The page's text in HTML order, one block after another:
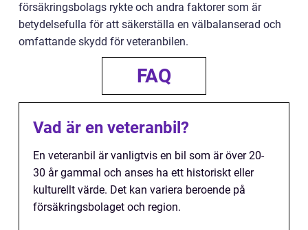
försäkringsbolags rykte och andra faktorer som är
betydelsefulla för att säkerställa en välbalanserad och
omfattande skydd för veteranbilen.
FAQ
Vad är en veteranbil?
En veteranbil är vanligtvis en bil som är över 20-
30 år gammal och anses ha ett historiskt eller
kulturellt värde. Det kan variera beroende på
försäkringsbolaget och region.